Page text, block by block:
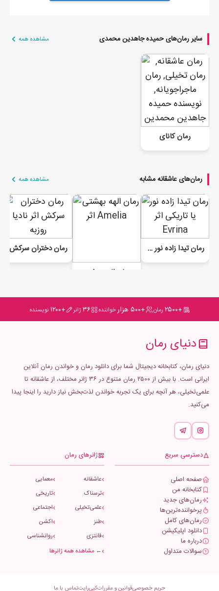
سایر رمان‌های حمیده جاهدین محمدی مشاهده همه
رمان کانای
رمان‌های عاشقانه مشابه مشاهده همه
رمان تیدا زاده نور یا تاریکی
رمان الهه بهشتی
رمان دختران سرکش
+۲۵۰۰ رمان +۵۰۰ هزار خواننده ۳۶ژانر +۱۲۰۰ نویسنده
دنیای رمان
دنیای رمان، کتابخانه دیجیتال شما برای دانلود رمان و خواندن رمان آنلاین
ایرانی است. با بیش از ۲۵۰۰ رمان متنوع در ۳۶ ژانر مختلف، از عاشقانه تا
علمی‌تخیلی، هر آنچه برای یک تجربه خواندن لذت‌بخش نیاز دارید را اینجا پیدا
می‌کنید.
دسترسی سریع
صفحه اصلی
کتابخانه من
رمان‌های جدید
پرخواننده‌ترین‌ها
رمان‌های کامل
دانلود اپلیکیشن
درباره ما
سوالات متداول
ژانرهای رمان
عاشقانه
معمایی
ترسناک
تاریخی
علمی‌تخیلی
اجتماعی
طنز
اکشن
فانتزی
روانشناسی
← مشاهده همه ژانرها
حریم خصوصیقوانین و مقرراتکپی‌رایتتماس با ما